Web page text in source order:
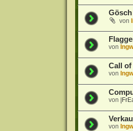
von
von
Call
von
von
von